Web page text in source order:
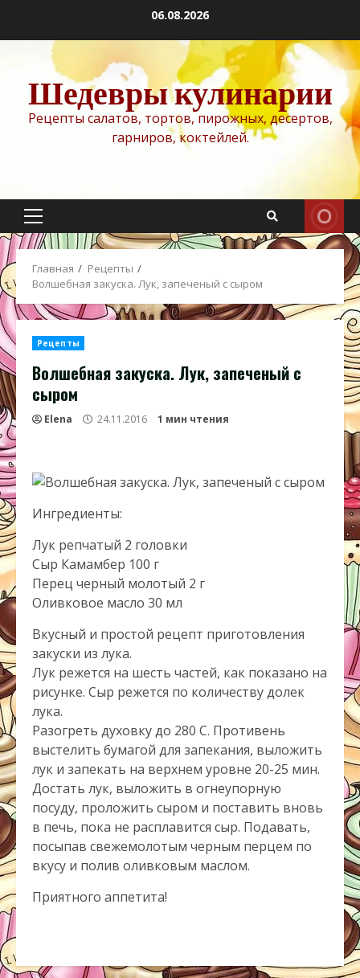
содержимому
06.08.2026
Шедевры кулинарии
Рецепты салатов, тортов, пирожных, десертов,
гарниров, коктейлей.
Основное
меню
Главная
Рецепты
Волшебная закуска. Лук, запеченый с сыром
Рецепты
Волшебная закуска. Лук, запеченый с
сыром
Elena 24.11.2016 1 мин чтения
Ингредиенты:
Лук репчатый 2 головки
Сыр Камамбер 100 г
Перец черный молотый 2 г
Оливковое масло 30 мл
Вкусный и простой рецепт приготовления
закуски из лука.
Лук режется на шесть частей, как показано на
рисунке. Сыр режется по количеству долек
лука.
Разогреть духовку до 280 С. Противень
выстелить бумагой для запекания, выложить
лук и запекать на верхнем уровне 20-25 мин.
Достать лук, выложить в огнеупорную
посуду, проложить сыром и поставить вновь
в печь, пока не расплавится сыр. Подавать,
посыпав свежемолотым черным перцем по
вкусу и полив оливковым маслом.
Приятного аппетита!